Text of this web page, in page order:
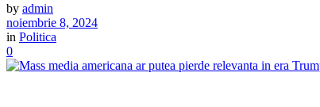
by admin
noiembrie 8, 2024
in Politica
0